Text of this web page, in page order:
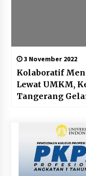
3 November 2022
Kolaboratif
Lewat UMKM,
Tangerang